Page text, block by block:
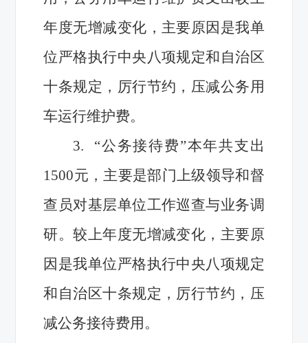
年度无增减变化，主要原因是我单
位严格执行中央八项规定和自治区
十条规定，厉行节约，压减公务用
车运行维护费。
3.
“公务接待费”本年共支出
1500元，主要是部门上级领导和督
查员对基层单位工作巡查与业务调
研。较上年度无增减变化，主要原
因是我单位严格执行中央八项规定
和自治区十条规定，厉行节约，压
减公务接待费用。